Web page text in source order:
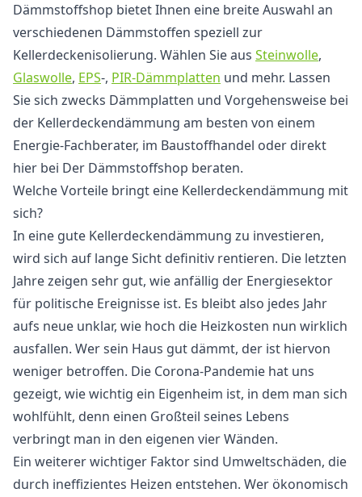
Dämmstoffshop bietet Ihnen eine breite Auswahl an
verschiedenen Dämmstoffen speziell zur
Kellerdeckenisolierung. Wählen Sie aus Steinwolle,
Glaswolle, EPS-, PIR-Dämmplatten und mehr. Lassen
Sie sich zwecks Dämmplatten und Vorgehensweise bei
der Kellerdeckendämmung am besten von einem
Energie-Fachberater, im Baustoffhandel oder direkt
hier bei Der Dämmstoffshop beraten.
Welche Vorteile bringt eine Kellerdeckendämmung mit
sich?
In eine gute Kellerdeckendämmung zu investieren,
wird sich auf lange Sicht definitiv rentieren. Die letzten
Jahre zeigen sehr gut, wie anfällig der Energiesektor
für politische Ereignisse ist. Es bleibt also jedes Jahr
aufs neue unklar, wie hoch die Heizkosten nun wirklich
ausfallen. Wer sein Haus gut dämmt, der ist hiervon
weniger betroffen. Die Corona-Pandemie hat uns
gezeigt, wie wichtig ein Eigenheim ist, in dem man sich
wohlfühlt, denn einen Großteil seines Lebens
verbringt man in den eigenen vier Wänden.
Ein weiterer wichtiger Faktor sind Umweltschäden, die
durch ineffizientes Heizen entstehen. Wer ökonomisch